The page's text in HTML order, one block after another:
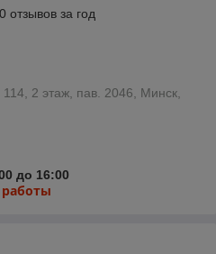
отзывов за год
2 этаж, пав. 2046, Минск,
до 16:00